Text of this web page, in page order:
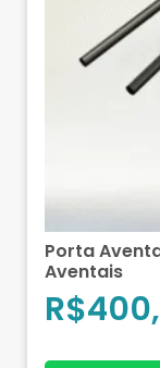
Porta
Aventais
R$